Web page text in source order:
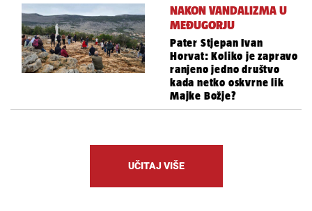
NAKON VANDALIZMA U
MEĐUGORJU
Pater Stjepan Ivan
Horvat: Koliko je zapravo
ranjeno jedno društvo
kada netko oskvrne lik
Majke Božje?
UČITAJ VIŠE